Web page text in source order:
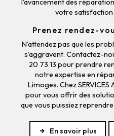
votre
Prenez rendez-
N'attendez pas que les
s'aggravent. Contactez-
20 73 13 pour prendre
notre expertise en
Limoges. Chez SERVICES
pour vous offrir des
que vous puissiez
En savoir plus